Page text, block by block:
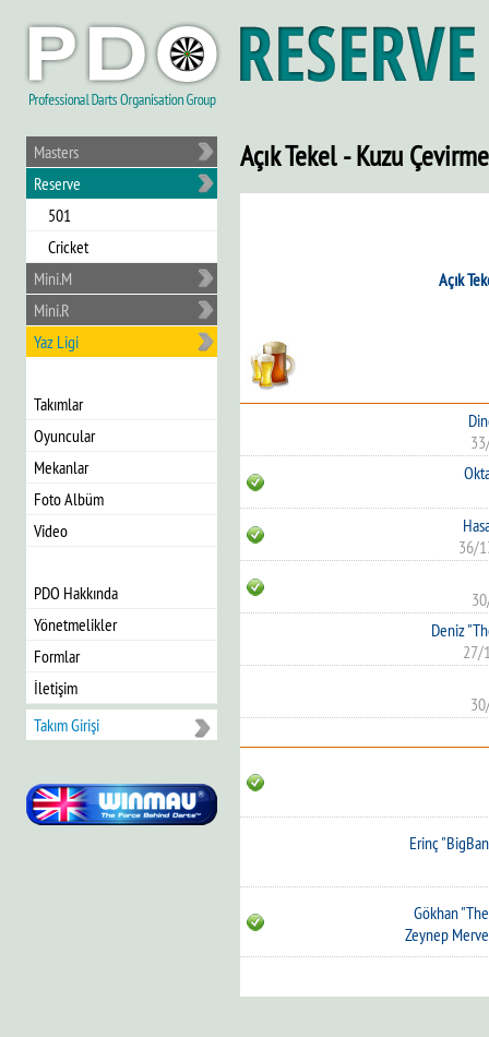
Masters
Reserve
501
Cricket
Mini.M
Mini.R
Yaz Ligi
Takımlar
Oyuncular
Mekanlar
Foto Albüm
Video
PDO Hakkında
Yönetmelikler
Formlar
İletişim
Takım Girişi
Açık Tekel - Kuzu Çevirme
Açık
36/
Deniz
27/
Erinç
Gökhan
Zeynep Merve